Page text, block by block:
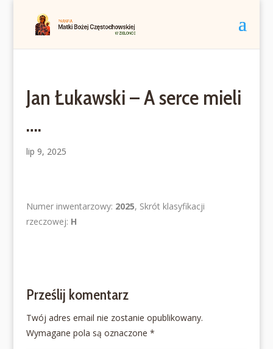
Jan Łukawski – A serce mieli
….
lip 9, 2025
Numer inwentarzowy: 2025, Skrót klasyfikacji
rzeczowej: H
Prześlij komentarz
Twój adres email nie zostanie opublikowany.
Wymagane pola są oznaczone *